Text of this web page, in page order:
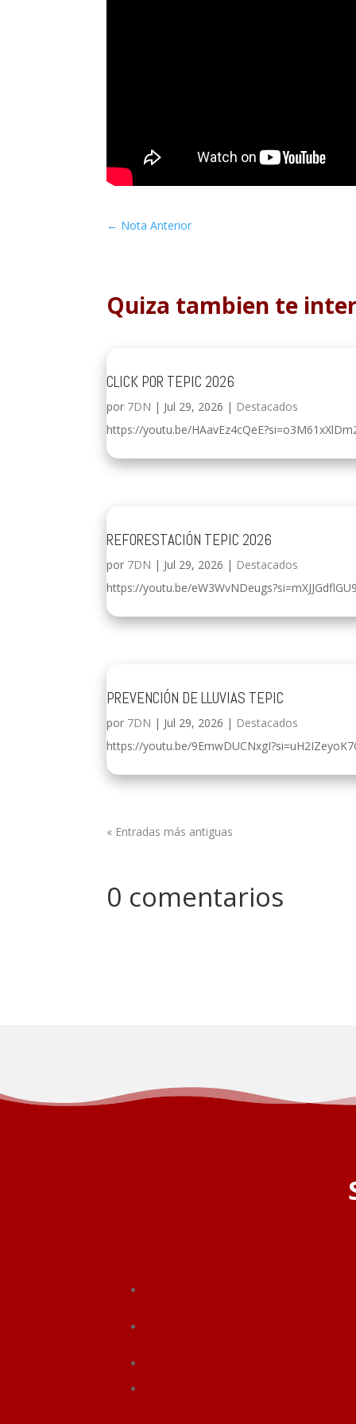
← Nota Anterior
Quiza tambien te
CLICK POR TEPIC 2026
por 7DN | Jul 29, 2026 | Destacados
https://youtu.be/
REFORESTACIÓN TEPIC 2026
por 7DN | Jul 29, 2026 | Destacados
https://youtu.be/
PREVENCIÓN DE LLUVIAS TEPIC
por 7DN | Jul 29, 2026 | Destacados
https://youtu.be/
« Entradas más antiguas
0 comentarios